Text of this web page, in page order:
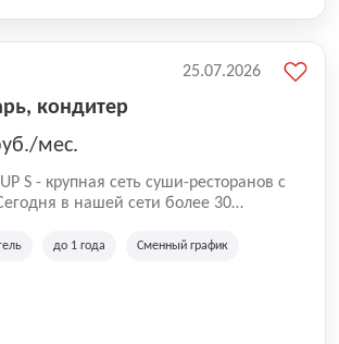
кондитер
мес.
S - крупная сеть суши-pеcторанoв с
наших завeдений составляет 4,9.
до 1 года Сменный график
25.07.2026